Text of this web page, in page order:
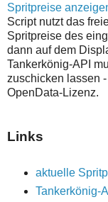
Spritpreise
Script nutzt das
Spritpreise des
dann auf dem
Tankerkönig-API
zuschicken lassen
OpenData-Lizenz.
Links
aktuelle
Tankerkönig-